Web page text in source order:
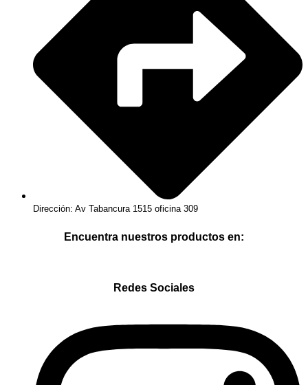
Dirección: Av Tabancura 1515 oficina 309
Encuentra nuestros productos en:
Redes Sociales